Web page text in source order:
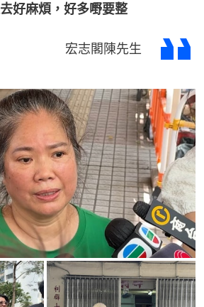
好麻煩，好多嘢要整
宏志閣陳先生